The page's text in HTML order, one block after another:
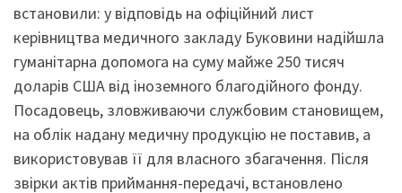
встановили: у відповідь на офіційний лист
керівництва медичного закладу Буковини надійшла
гуманітарна допомога на суму майже 250 тисяч
доларів США від іноземного благодійного фонду.
Посадовець, зловживаючи службовим становищем,
на облік надану медичну продукцію не поставив, а
використовував її для власного збагачення. Після
звірки актів приймання-передачі, встановлено